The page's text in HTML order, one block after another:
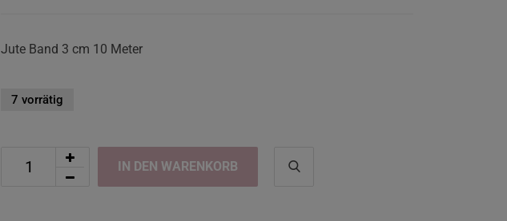
Jute Band 3 cm 10 Meter
7 vorrätig
IN DEN WARENKORB